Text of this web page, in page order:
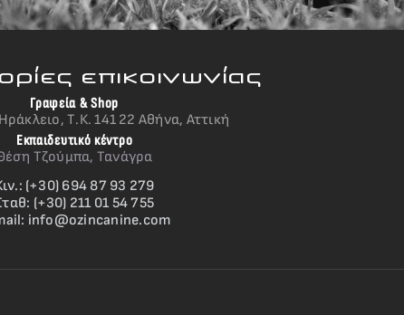
επικοινωνίας
Γραφεία & Shop
Τ.Κ. 141 22 Αθήνα, Αττική
Εκπαιδευτικό κέντρο
Τζούμπα, Τανάγρα
(+30) 694 87 93 279
(+30) 211 01 54 755
info@ozincanine.com